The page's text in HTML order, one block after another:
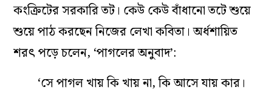
কংক্রিটের সরকারি তট। কেউ কেউ বাঁধানো তটে শুয়ে
শুয়ে পাঠ করছেন নিজের লেখা কবিতা। অর্ধশায়িত
শরৎ পড়ে চলেন, ‘পাগলের অনুবাদ’:
‘সে পাগল খায় কি খায় না, কি আসে যায় কার।